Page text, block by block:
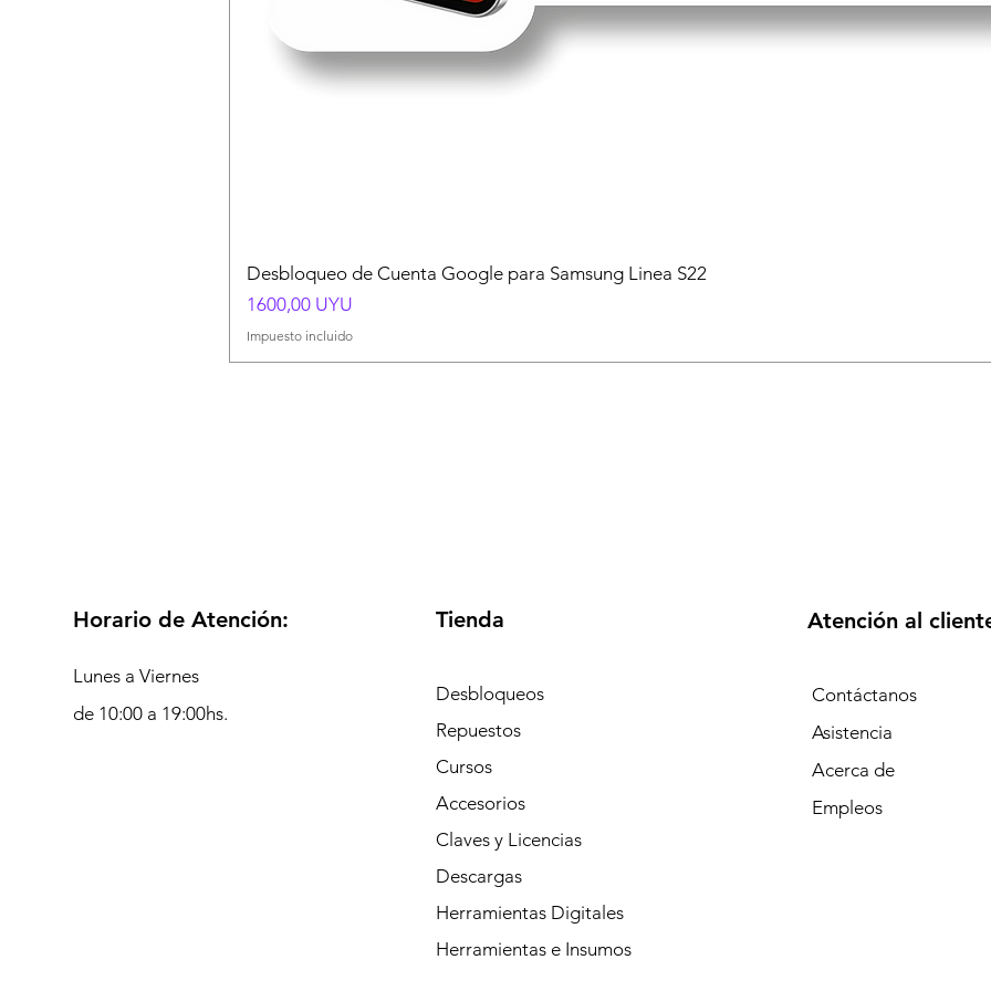
Desbloqueo de Cuenta Google para Samsung Linea S22
Precio
1600,00 UYU
Impuesto incluido
Horario de Atención:
Lunes a Viernes
de 10:00 a 19:00hs.
Tienda
Desbloqueos
Repuestos
Cursos
Accesorios
Claves y Licencias
Descargas
Herramientas Digitales
Herramientas e Insumos
Atención al
Contáctanos
Asistencia
Acerca de
Empleos